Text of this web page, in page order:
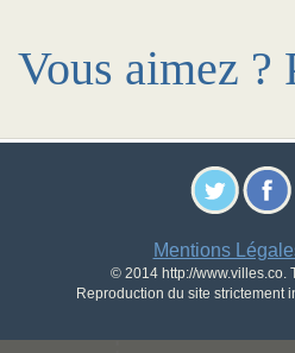
Vous aimez ?
Mentions
© 2014 http://www.villes.co.
Reproduction du site strictement